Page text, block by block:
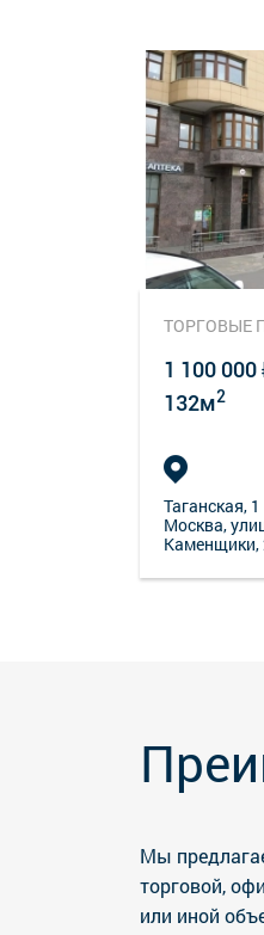
ТОРГОВЫЕ
1 100 000
132м2
Таганская,
Москва,
Каменщики,
Мы
торговой,
или иной